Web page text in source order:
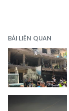
BÀI LIÊN QUAN